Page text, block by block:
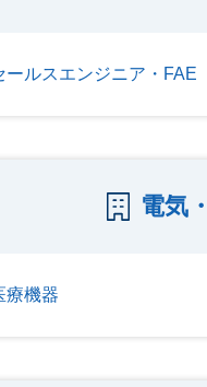
ールスエンジニア・FAE
電気
療機器